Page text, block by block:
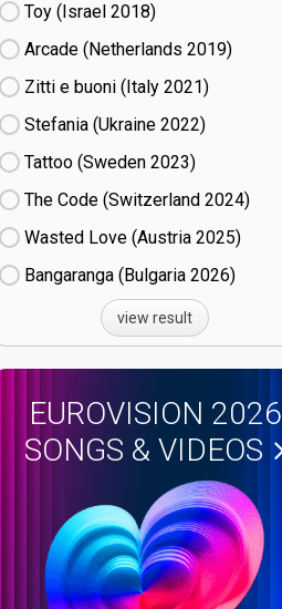
Toy (Israel
18)
Arcade (Netherlands
19)
Zitti e buoni​ (Italy
21)
Stefania (Ukraine
22)
Tattoo (Sweden
23)
The Code (Switzerland
24)
Wasted Love (Austria
25)
Bangaranga (Bulgaria
26)
view result
EUROVISION 2026
SONGS & VIDEOS